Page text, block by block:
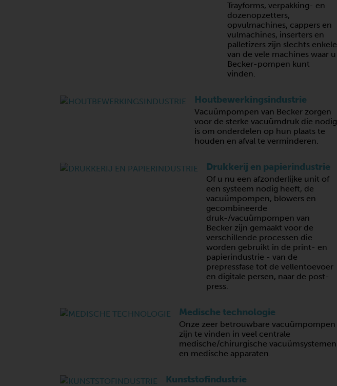
Trayforms, verpakking- en
dozenopzetters,
opvulmachines, cappers en
vulmachines, inserters en
palletizers zijn slechts enkele
van de vele machines waar u
Becker-pompen kunt
vinden.
Houtbewerkingsindustrie
Vacuümpompen van Becker zorgen
voor de sterke vacuümdruk die nodig
is om onderdelen op hun plaats te
houden en afval te verminderen.
Drukkerij en papierindustrie
Of u nu een afzonderlijke unit of
een systeem nodig heeft, de
vacuümpompen, blowers en
gecombineerde
druk-/vacuümpompen van
Becker zijn gemaakt voor de
verschillende processen die
worden gebruikt in de print- en
papierindustrie - van de
prepressfase tot de vellentoevoer
en digitale persen, naar de post-
press.
Medische technologie
Onze zeer betrouwbare vacuümpompen
zijn te vinden in veel centrale
medische/chirurgische vacuümsystemen
en medische apparaten.
Kunststofindustrie